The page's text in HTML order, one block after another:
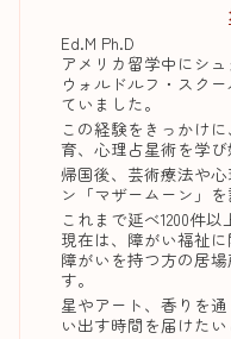
Ed.M Ph.D
アメリカ留学中にシ
ウォルドルフ・スク
ていました。
この経験をきっかけ
育、心理占星術を学び
帰国後、芸術療法や
ン「マザームーン」を
これまで延べ1200件
現在は、障がい福祉
障がいを持つ方の居
す。
星やアート、香りを
い出す時間を届けたい